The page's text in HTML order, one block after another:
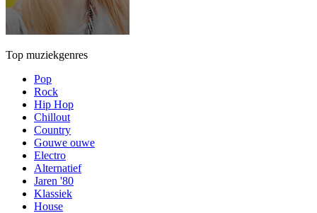
Top muziekgenres
Pop
Rock
Hip Hop
Chillout
Country
Gouwe ouwe
Electro
Alternatief
Jaren '80
Klassiek
House